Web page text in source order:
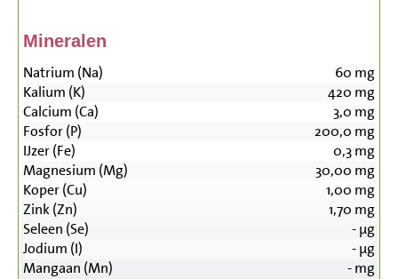
Mineralen
Natrium (Na) 60 mg
Kalium (K)
420 mg
Calcium (Ca)
3,0 mg
Fosfor (P)
200,0 mg
IJzer (Fe)
0,3mg
Magnesium (Mg)
30,00 mg
Koper (Cu)
1,00 mg
Zink (Zn)
1,70 mg
Seleen (Se)
-µg
Jodium (I)
-µg
Mangaan (Mn)
-mg